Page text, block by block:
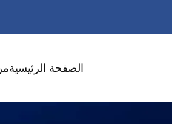
الصفحة الرئيسية